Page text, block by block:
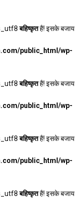
बहिष्कृतहै! इसके बजाय
public_html/wp-
बहिष्कृतहै! इसके बजाय
public_html/wp-
बहिष्कृतहै! इसके बजाय
public_html/wp-
बहिष्कृतहै! इसके बजाय